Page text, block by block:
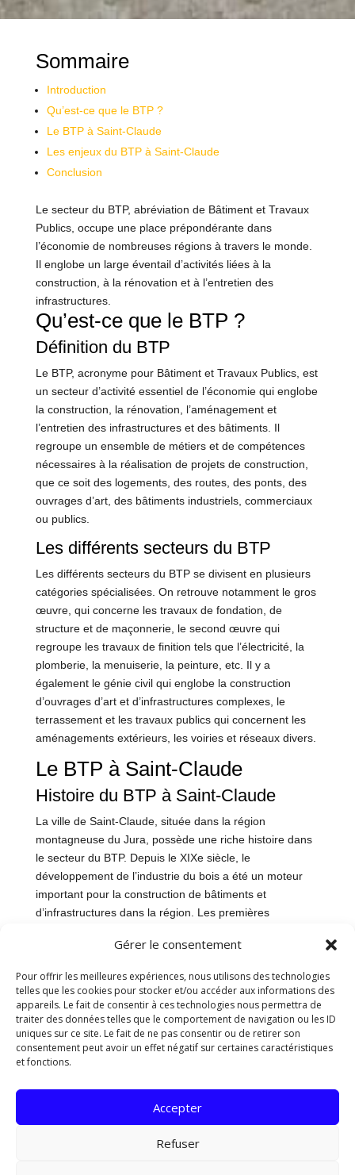
Gérer le consentement
Pour offrir les meilleures expériences, nous utilisons des technologies
telles que les cookies pour stocker et/ou accéder aux informations des
appareils. Le fait de consentir à ces technologies nous permettra de
traiter des données telles que le comportement de navigation ou les ID
uniques sur ce site. Le fait de ne pas consentir ou de retirer son
consentement peut avoir un effet négatif sur certaines caractéristiques
et fonctions.
Accepter
Refuser
Sommaire
Introduction
Qu’est-ce que le BTP ?
Le BTP à Saint-Claude
Les enjeux du BTP à Saint-Claude
Conclusion
Le secteur du BTP, abréviation de Bâtiment et Travaux
Publics, occupe une place prépondérante dans
l’économie de nombreuses régions à travers le monde.
Il englobe un large éventail d’activités liées à la
construction, à la rénovation et à l’entretien des
infrastructures.
Qu’est-ce que le BTP ?
Définition du BTP
Le BTP, acronyme pour Bâtiment et Travaux Publics, est
un secteur d’activité essentiel de l’économie qui englobe
la construction, la rénovation, l’aménagement et
l’entretien des infrastructures et des bâtiments. Il
regroupe un ensemble de métiers et de compétences
nécessaires à la réalisation de projets de construction,
que ce soit des logements, des routes, des ponts, des
ouvrages d’art, des bâtiments industriels, commerciaux
ou publics.
Les différents secteurs du BTP
Les différents secteurs du BTP se divisent en plusieurs
catégories spécialisées. On retrouve notamment le gros
œuvre, qui concerne les travaux de fondation, de
structure et de maçonnerie, le second œuvre qui
regroupe les travaux de finition tels que l’électricité, la
plomberie, la menuiserie, la peinture, etc. Il y a
également le génie civil qui englobe la construction
d’ouvrages d’art et d’infrastructures complexes, le
terrassement et les travaux publics qui concernent les
aménagements extérieurs, les voiries et réseaux divers.
Le BTP à Saint-Claude
Histoire du BTP à Saint-Claude
La ville de Saint-Claude, située dans la région
montagneuse du Jura, possède une riche histoire dans
le secteur du BTP. Depuis le XIXe siècle, le
développement de l’industrie du bois a été un moteur
important pour la construction de bâtiments et
d’infrastructures dans la région. Les premières
aux besoins croissants de logements et
Au fil des décennies, le secteur du BTP à Saint-Claude a
évolué pour s’adapter aux nouvelles normes et
technologies de construction. Les bâtiments anciens ont
été rénovés et de nouveaux projets architecturaux ont
vu le jour, mêlant tradition et modernité pour façonner le
paysage urbain de la ville.
Entreprises de BTP à Saint-Claude
Aujourd’hui, Saint-Claude compte un tissu dynamique